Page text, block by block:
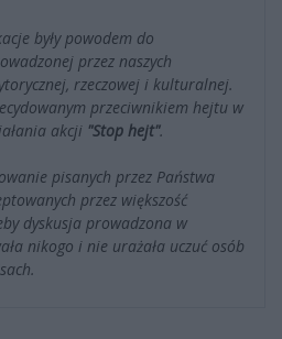
były powodem do
przez naszych
rzeczowej i kulturalnej.
przeciwnikiem hejtu w
akcji "Stop hejt".
pisanych przez Państwa
przez większość
dyskusja prowadzona w
nikogo i nie urażała uczuć osób